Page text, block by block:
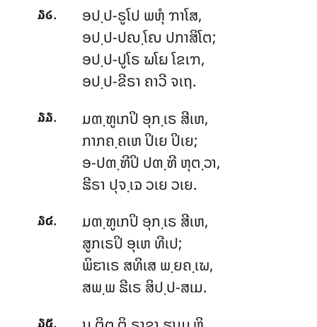
໓໒.
ອປ຺ປ-ຣູໂປ ພຫຸໍ ຠາໂສ,
ອປ຺ປ-ປຎ຺ໂຎ ປກາສິໂຕ;
ອປ຺ປ-ປູໂຣ ຆໂຏ ໂຂເຠ,
ອປ຺ປ-ຂີຣາ ຄາວີ ຈເຖ.
໓໓.
ມຓ຺ຑູເກປິ ອຸກ຺ເຣ ສີເຫ,
ກາກຄ຺ຄເຫ ປິເຍ ປິເຍ;
ອ-ປຓ຺ຑີປິ ປຓ຺ຑີ ຫຸຕ຺ວາ,
ຘີຣາ ປຸຈ຺ເຉ ວເຍ ວເຍ.
໓໔.
ມຓ຺ຑູເກປິ ອຸກ຺ເຣ ສີເຫ,
ສູກເຣປິ ອຸເຫ ທີເປ;
ພິຬາເຣ ສທິເສ ພ຺ຍຄ຺ເຆ,
ສພ຺ພ ຘີເຣ ສິປ຺ປ-ສເມ.